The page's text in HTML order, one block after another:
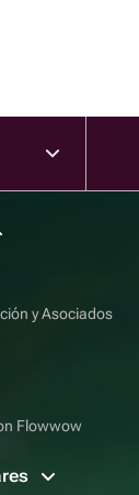
y Asociados
Flowwow